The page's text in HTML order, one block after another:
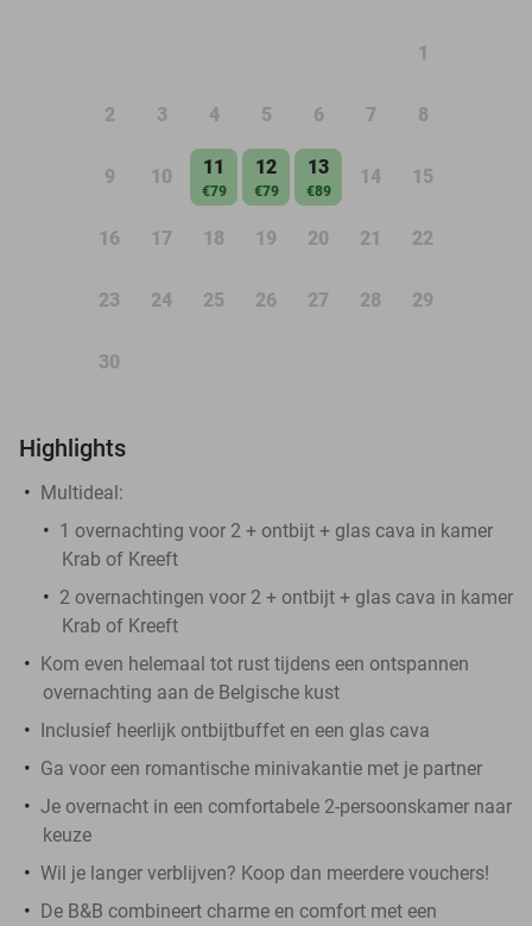
1
2 3 4 5 6 7 8
9 10 11
€79
12
€79
13
€89
14 15
16 17 18 19 20 21 22
23 24 25 26 27 28 29
30
Highlights
Multideal:
1 overnachting voor 2 + ontbijt + glas cava in kamer
Krab of Kreeft
2 overnachtingen voor 2 + ontbijt + glas cava in kamer
Krab of Kreeft
Kom even helemaal tot rust tijdens een ontspannen
overnachting aan de Belgische kust
Inclusief heerlijk ontbijtbuffet en een glas cava
Ga voor een romantische minivakantie met je partner
Je overnacht in een comfortabele 2-persoonskamer naar
keuze
Wil je langer verblijven? Koop dan meerdere vouchers!
De B&B combineert charme en comfort met een